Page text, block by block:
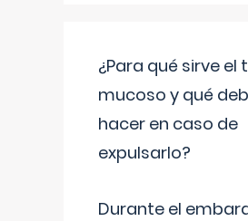
¿Para qué sirve el
mucoso y qué
hacer en caso de
expulsarlo?
Durante el